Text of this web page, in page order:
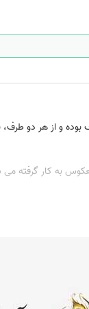
و از هر دو طرف،
به کار گرفته می
این محصول از
و کاربردهای